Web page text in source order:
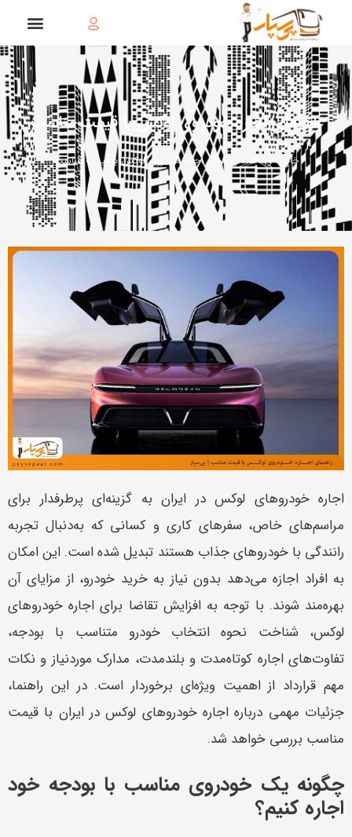
راهنمای اجاره خودروی لوکس با قیمت مناسب
خانه »وبلاگ»راهنمای اجاره خودروی لوکس با قیمت مناسب
اجاره خودروهای لوکس در ایران به گزینه‌ای پرطرفدار برای
مراسم‌های خاص، سفرهای کاری و کسانی که به‌دنبال تجربه
رانندگی با خودروهای جذاب هستند تبدیل شده است. این امکان
به افراد اجازه می‌دهد بدون نیاز به خرید خودرو، از مزایای آن
بهره‌مند شوند. با توجه به افزایش تقاضا برای اجاره خودروهای
لوکس، شناخت نحوه انتخاب خودرو متناسب با بودجه،
تفاوت‌های اجاره کوتاه‌مدت و بلندمدت، مدارک موردنیاز و نکات
مهم قرارداد از اهمیت ویژه‌ای برخوردار است. در این راهنما،
جزئیات مهمی درباره اجاره خودروهای لوکس در ایران با قیمت
مناسب بررسی خواهد شد.
چگونه یک خودروی مناسب با بودجه خود
اجاره کنیم؟